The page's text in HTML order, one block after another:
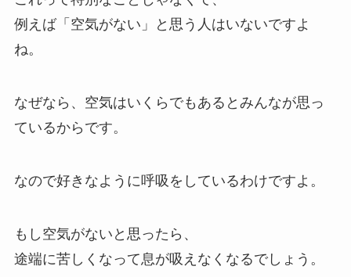
例えば「空気がない」と思う人はいないですよ
ね。
なぜなら、空気はいくらでもあるとみんなが思っ
ているからです。
なので好きなように呼吸をしているわけですよ。
もし空気がないと思ったら、
途端に苦しくなって息が吸えなくなるでしょう。